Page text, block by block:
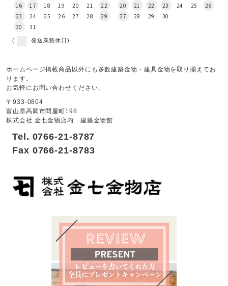
16
17 18 19 20 21
22
23
24 25 26 27 28
29
30
31
20
21 22 23 24 25
26
27
28 29 30
( 発送業務休日)
ホームページ掲載商品以外にも多数建築金物・建具金物を取り揃えてお
ります。
お気軽にお問い合わせください。
〒933-0804
富山県高岡市問屋町198
株式会社 金七金物店内 建築金物館
Tel. 0766-21-8787
Fax 0766-21-8783